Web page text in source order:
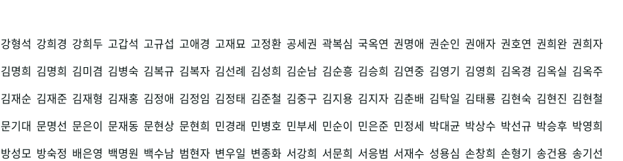
강형석 강희경 강희두 고갑석 고규섭 고애경 고재묘 고정환 공세권 곽복심 국옥연 권명애 권순인 권애자 권호연 권희완 권희자
김명희 김명희 김미겸 김병숙 김복규 김복자 김선례 김성희 김순남 김순흥 김승희 김연중 김영기 김영희 김옥경 김옥실 김옥주
김재순 김재준 김재형 김재홍 김정애 김정임 김정태 김준철 김중구 김지용 김지자 김춘배 김탁일 김태룡 김현숙 김현진 김현철
문기대 문명선 문은이 문재동 문현상 문현희 민경래 민병호 민부세 민순이 민은준 민정세 박대균 박상수 박선규 박승후 박영희
방성모 방숙정 배은영 백명원 백수남 범현자 변우일 변종화 서강희 서문희 서응범 서재수 성용심 손창희 손형기 송건용 송기선